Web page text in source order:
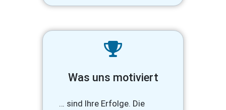
Was uns motiviert
… sind Ihre Erfolge. Die